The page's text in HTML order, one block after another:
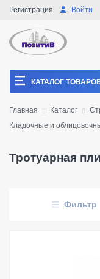
Войти
Регистрация
КАТАЛОГ
Главная Каталог
Кладочные и
Тротуарная
Фильтр